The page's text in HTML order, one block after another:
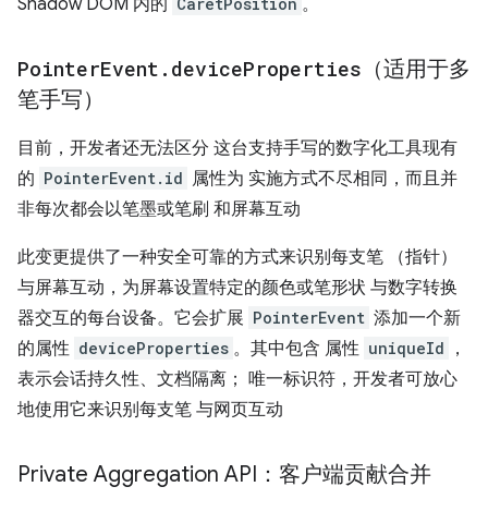
Shadow DOM 内的
。
PointerEvent . deviceProperties （适用于多
笔手写）
目前，开发者还无法区分 这台支持手写的数字化工具现有
的 PointerEvent.id 属性为 实施方式不尽相同，而且并
非每次都会以笔墨或笔刷 和屏幕互动
此变更提供了一种安全可靠的方式来识别每支笔 （指针）
与屏幕互动，为屏幕设置特定的颜色或笔形状 与数字转换
器交互的每台设备。它会扩展 PointerEvent 添加一个新
的属性 deviceProperties 。其中包含 属性 uniqueId
，
表示会话持久性、文档隔离； 唯一标识符，开发者可放心
地使用它来识别每支笔 与网页互动
Private Aggregation API：客户端贡献合并